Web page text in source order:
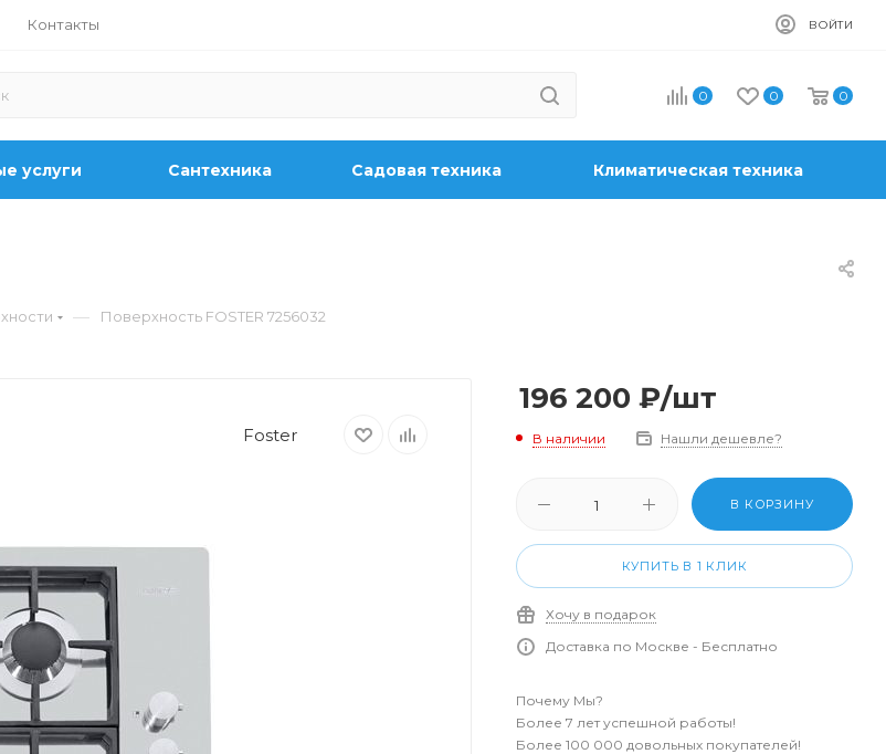
Контакты ВОЙТИ
0 0 0
услуги Сантехника Садовая техника Климатическая техника
— Поверхность FOSTER 7256032
Foster
196 200 ₽/шт
В наличии Нашли дешевле?
В КОРЗИНУ
КУПИТЬ В 1 КЛИК
Хочу в подарок
Доставка по Москве - Бесплатно
Почему Мы?
Более 7 лет успешной работы!
Более 100 000 довольных покупателей!